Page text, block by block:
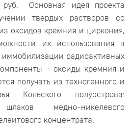
Основная идея проекта
твердых растворов со
оксидов кремния и циркония,
их использования в
иммобилизации радиоактивных
– оксиды кремния и
получать из техногенного и
Кольского полуострова:
шлаков медно-никелевого
концентрата.